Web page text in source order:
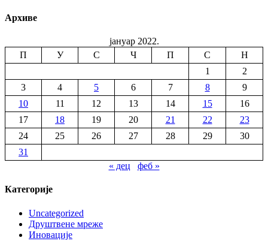
Архиве
јануар 2022.
П
У С Ч П С
Н
1
2
3
4 5 6 7 8
9
10
11 12 13 14 15
16
17
18 19 20 21 22
23
24
25 26 27 28 29
30
31
« дец
феб »
Категорије
Uncategorized
Друштвене мреже
Иновације